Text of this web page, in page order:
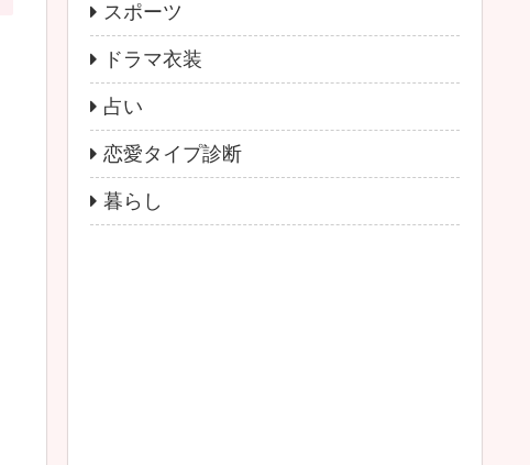
スポーツ
ドラマ衣装
占い
恋愛タイプ診断
暮らし